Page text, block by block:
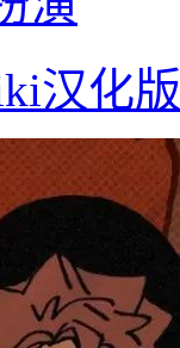
汉化版